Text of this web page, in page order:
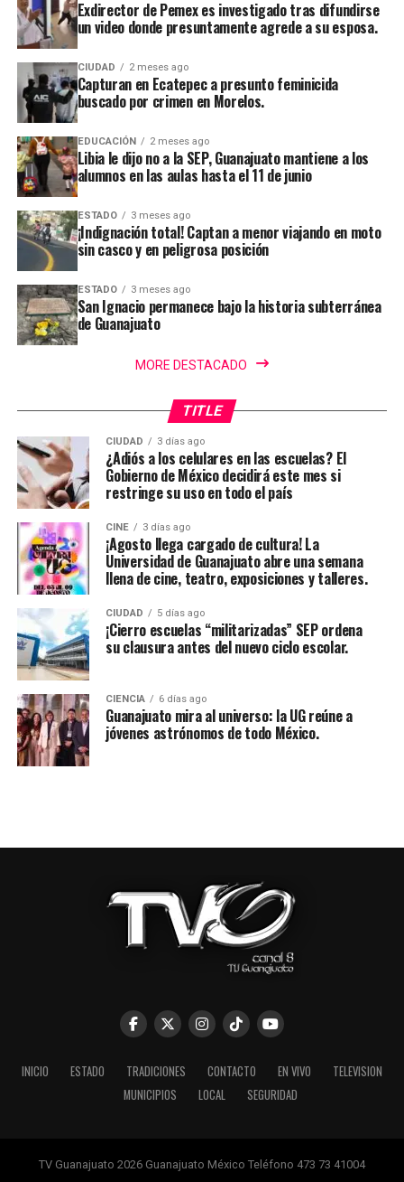
Exdirector de Pemex es investigado tras difundirse
un video donde presuntamente agrede a su esposa.
CIUDAD 2 meses ago
Capturan en Ecatepec a presunto feminicida
buscado por crimen en Morelos.
EDUCACIÓN 2 meses ago
Libia le dijo no a la SEP, Guanajuato mantiene a los
alumnos en las aulas hasta el 11 de junio
ESTADO 3 meses ago
¡Indignación total! Captan a menor viajando en moto
sin casco y en peligrosa posición
ESTADO 3 meses ago
San Ignacio permanece bajo la historia subterránea
de Guanajuato
MORE DESTACADO
TITLE
CIUDAD 3 días ago
¿Adiós a los celulares en las escuelas? El
Gobierno de México decidirá este mes si
restringe su uso en todo el país
CINE 3 días ago
¡Agosto llega cargado de cultura! La
Universidad de Guanajuato abre una semana
llena de cine, teatro, exposiciones y talleres.
CIUDAD 5 días ago
¡Cierro escuelas “militarizadas” SEP ordena
su clausura antes del nuevo ciclo escolar.
CIENCIA 6 días ago
Guanajuato mira al universo: la UG reúne a
jóvenes astrónomos de todo México.
INICIO ESTADO TRADICIONES CONTACTO EN VIVO
TELEVISION
MUNICIPIOS
LOCAL SEGURIDAD
TV Guanajuato 2026 Guanajuato México Teléfono 473 73 41004